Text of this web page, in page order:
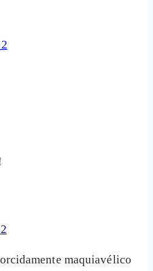
maquiavélico